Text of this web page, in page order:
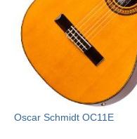
Oscar Schmidt OC11E